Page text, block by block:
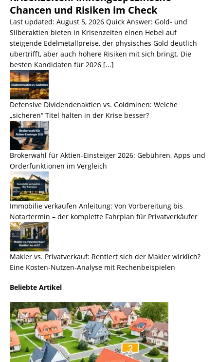
Chancen und Risiken im Check
Last updated: August 5, 2026 Quick Answer: Gold- und
Silberaktien bieten in Krisenzeiten einen Hebel auf
steigende Edelmetallpreise, der physisches Gold deutlich
übertrifft, aber auch höhere Risiken mit sich bringt. Die
besten Kandidaten für 2026 [...]
Defensive Dividendenaktien vs. Goldminen: Welche
„sicheren“ Titel halten in der Krise besser?
Brokerwahl für Aktien-Einsteiger 2026: Gebühren, Apps und
Orderfunktionen im Vergleich
Immobilie verkaufen Anleitung: Von Vorbereitung bis
Notartermin – der komplette Fahrplan für Privatverkäufer
Makler vs. Privatverkauf: Rentiert sich der Makler wirklich?
Eine Kosten-Nutzen-Analyse mit Rechenbeispielen
Beliebte Artikel